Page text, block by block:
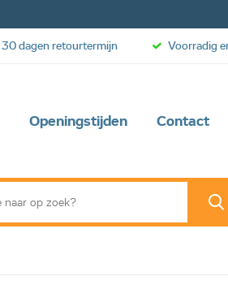
Openingstijden Contact
30 dagen retourtermijn Voorradig